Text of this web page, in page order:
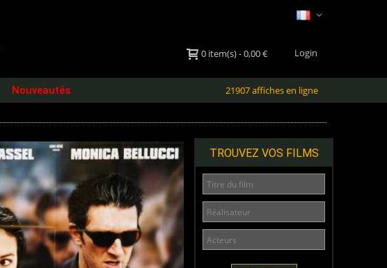
Login
0 item(s)-0,00 €
21907 affiches en ligne
Nouveautés
TROUVEZ VOS FILMS